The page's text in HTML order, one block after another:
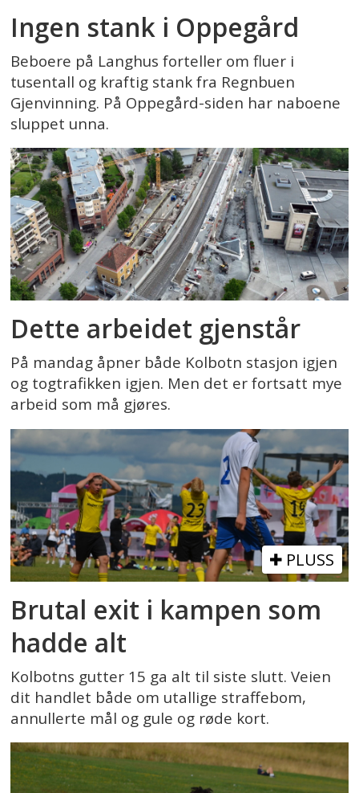
Ingen stank i Oppegård
Beboere på Langhus forteller om fluer i
tusentall og kraftig stank fra Regnbuen
Gjenvinning. På Oppegård-siden har naboene
sluppet unna.
Dette arbeidet gjenstår
På mandag åpner både Kolbotn stasjon igjen
og togtrafikken igjen. Men det er fortsatt mye
arbeid som må gjøres.
PLUSS
Brutal exit i kampen som
hadde alt
Kolbotns gutter 15 ga alt til siste slutt. Veien
dit handlet både om utallige straffebom,
annullerte mål og gule og røde kort.